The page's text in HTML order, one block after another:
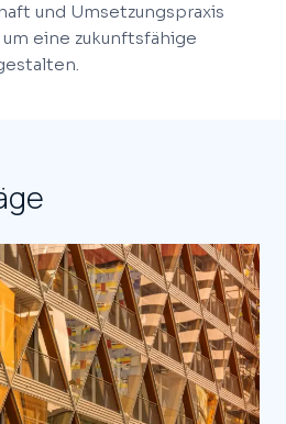
und Umsetzungspraxis
eine zukunftsfähige